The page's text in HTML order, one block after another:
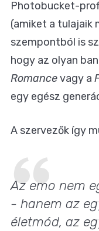
Photobucket-
(amiket a tulajaik
szempontból is
hogy az olyan
Romancevagy a
egy egész
A szervezők így
Az emo nem
- hanem az
életmód, az